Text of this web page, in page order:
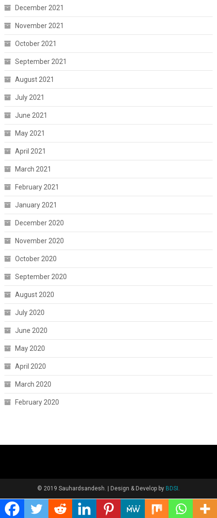
December 2021
November 2021
October 2021
September 2021
August 2021
July 2021
June 2021
May 2021
April 2021
March 2021
February 2021
January 2021
December 2020
November 2020
October 2020
September 2020
August 2020
July 2020
June 2020
May 2020
April 2020
March 2020
February 2020
© 2019 Sauhardsandesh. | Design & Develop by BDSI.